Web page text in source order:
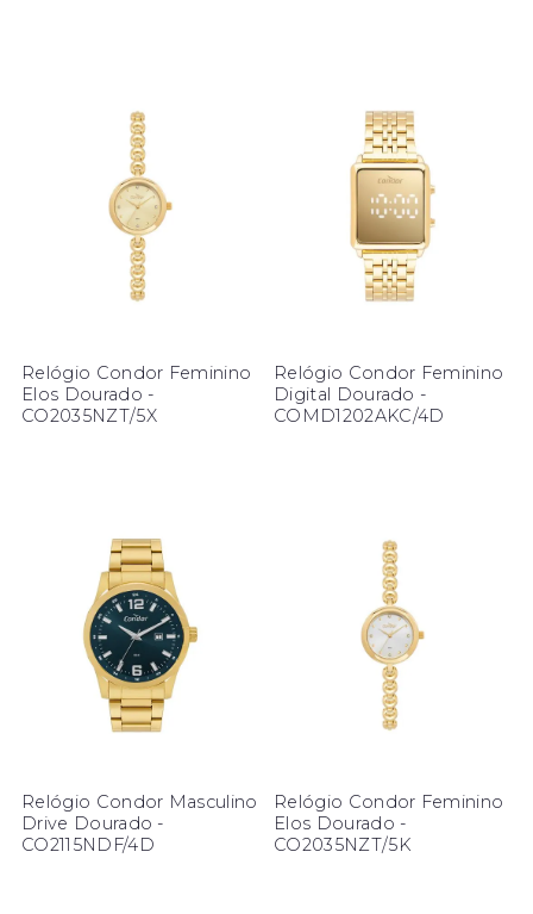
Relógio Condor Feminino
Elos Dourado -
CO2035NZT/5X
Relógio Condor Feminino
Digital Dourado -
COMD1202AKC/4D
Relógio Condor Masculino
Drive Dourado -
CO2115NDF/4D
Relógio Condor Feminino
Elos Dourado -
CO2035NZT/5K